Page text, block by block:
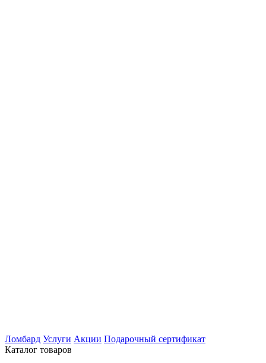
Ломбард Услуги Акции Подарочный сертификат
Каталог товаров